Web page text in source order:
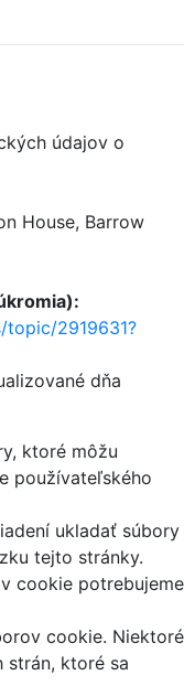
údajov o
House, Barrow
2919631?
dňa
ktoré môžu
používateľského
ukladať súbory
tejto stránky.
cookie potrebujeme
cookie. Niektoré
strán, ktoré sa